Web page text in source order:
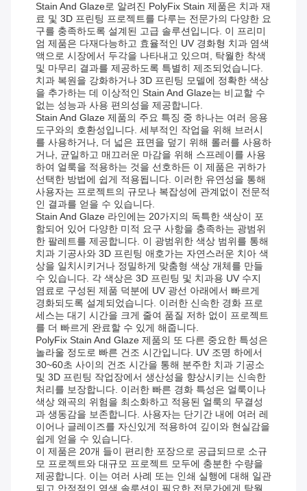
Stain And Glaze로 알려진 PolyFix Stain 제품은 치과 재
료 및 3D 프린팅 프로젝트를 다루는 전문가의 다양한 요
구를 충족하도록 설계된 고급 솔루션입니다. 이 프리미
엄 제품은 다재다능하고 효율적인 UV 경화형 치과 염색
액으로 시장에서 두각을 나타내고 있으며, 탁월한 착색
및 마무리 결과를 제공하도록 특별히 제조되었습니다.
치과 복원을 강화하거나 3D 프린팅 모델에 정확한 색상
을 추가하는 데 이상적인 Stain And Glaze는 비교할 수
없는 성능과 사용 편의성을 제공합니다.
Stain And Glaze 제품의 주요 특징 중 하나는 여러 응용
도구와의 호환성입니다. 세부적인 작업을 위해 브러시
를 사용하거나, 더 넓은 표면을 덮기 위해 롤러를 사용하
거나, 균일하고 매끄러운 마감을 위해 스프레이를 사용
하여 얼룩을 적용하는 것을 선호하든 이 제품은 귀하가
선택한 방법에 쉽게 적용됩니다. 이러한 유연성을 통해
사용자는 프로젝트의 규모나 복잡성에 관계없이 전문적
인 결과를 얻을 수 있습니다.
Stain And Glaze 라인에는 20가지의 독특한 색상이 포
함되어 있어 다양한 미적 요구 사항을 충족하는 광범위
한 팔레트를 제공합니다. 이 광범위한 색상 범위를 통해
치과 기공사와 3D 프린팅 애호가는 자연스러운 치아 색
상을 일치시키거나 정밀하게 맞춤형 색상 개체를 만들
수 있습니다. 각 색상은 3D 프린팅 및 치과용 UV 수지
염료로 구성된 제품 덕분에 UV 광선 아래에서 빠르게
경화되도록 설계되었습니다. 이러한 신속한 경화 프로
세스는 대기 시간을 크게 줄여 품질 저하 없이 프로젝트
를 더 빠르게 완료할 수 있게 해줍니다.
PolyFix Stain And Glaze 제품의 또 다른 중요한 특성은
놀라울 정도로 빠른 건조 시간입니다. UV 조명 하에서
30~60초 사이의 건조 시간을 통해 분주한 치과 기공소
및 3D 프린팅 작업장에서 생산성을 향상시키는 신속한
처리를 보장합니다. 이러한 빠른 경화 특성은 얼룩이나
색상 왜곡의 위험을 최소화하고 적용된 얼룩의 무결성
과 생동감을 보존합니다. 사용자는 단기간 내에 여러 레
이어나 글레이즈를 자신있게 적용하여 깊이와 현실감을
쉽게 얻을 수 있습니다.
이 제품은 20개 들이 편리한 포장으로 공급되므로 소규
모 프로젝트와 대규모 프로젝트 모두에 충분한 수량을
제공합니다. 이는 여러 사례 또는 인쇄 실행에 대해 일관
되고 안정적인 염색 솔루션이 필요한 전문가에게 탁월